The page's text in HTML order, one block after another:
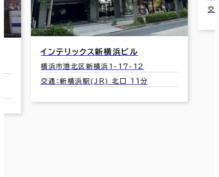
インテリックス新横浜ビル
横浜市港北区新横浜1-17-12
交通：新横浜駅(JR) 北口 11分
交通：